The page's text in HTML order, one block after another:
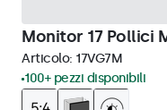
Monitor 17 Pollici
Articolo: 17VG7M
100+ pezzi disponibili